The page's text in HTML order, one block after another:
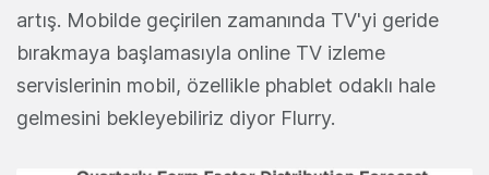
artış. Mobilde geçirilen zamanında TV'yi geride
bırakmaya başlamasıyla online TV izleme
servislerinin mobil, özellikle phablet odaklı hale
gelmesini bekleyebiliriz diyor Flurry.